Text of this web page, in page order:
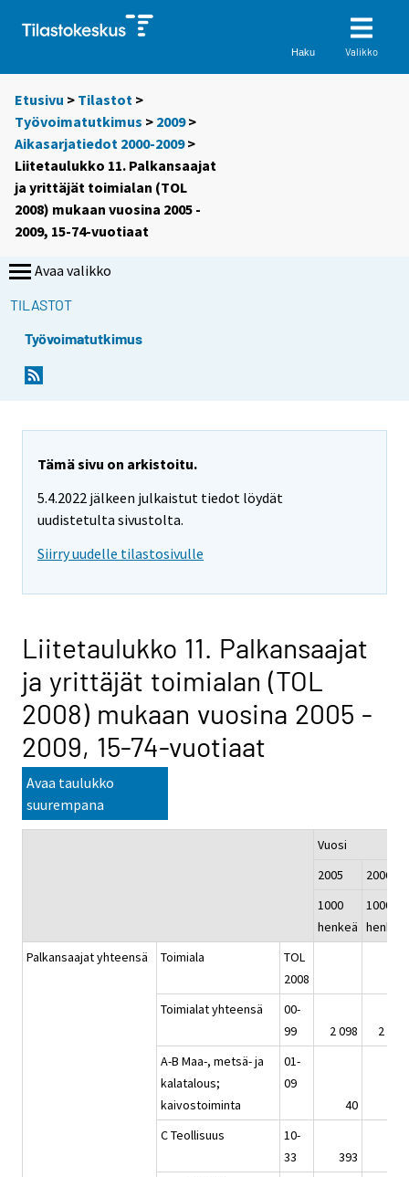
Haku Valikko
Etusivu > Tilastot >
Työvoimatutkimus > 2009>
Aikasarjatiedot 2000-2009>
Liitetaulukko 11. Palkansaajat
ja yrittäjät toimialan (TOL
2008) mukaan vuosina 2005 -
2009, 15-74-vuotiaat
Avaa valikko
TILASTOT
Työvoimatutkimus
Tämä sivu on arkistoitu.
5.4.2022 jälkeen julkaistut tiedot löydät
uudistetulta sivustolta.
Siirry uudelle tilastosivulle
Liitetaulukko 11. Palkansaajat
ja yrittäjät toimialan (TOL
2008) mukaan vuosina 2005 -
2009, 15-74-vuotiaat
Avaa taulukko
suurempana
Vuosi
2005
2006
1000
henkeä
1000
henkeä
Palkansaajat yhteensä
Toimiala
TOL
2008
Toimialat yhteensä
00-
99
2 098
2 129
A-B Maa-, metsä- ja
kalatalous;
kaivostoiminta
01-
09
40
C Teollisuus
10-
33
393